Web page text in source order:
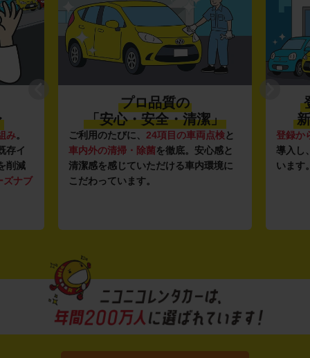
み。
存イ
削減
ズナブ
プロ品質の
「安心・安全・清潔」
ご利用のたびに、 24項目の車両点検と
車内外の清掃・除菌を徹底。安心感と
清潔感を感じていただける車内環境に
こだわっています。
登録か
導入し
います